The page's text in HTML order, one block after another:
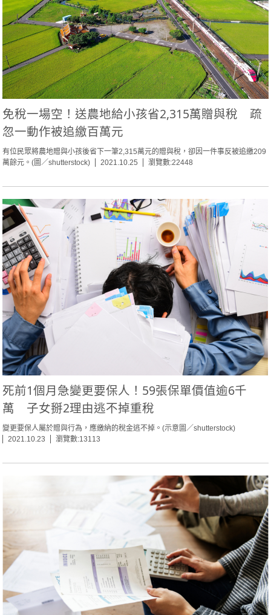
免稅一場空！送農地給小孩省2,315萬贈與稅 疏
忽一動作被追繳百萬元
有位民眾將農地贈與小孩後省下一筆2,315萬元的贈與稅，卻因一件事反被追繳209
萬餘元。(圖／shutterstock)
2021.10.25 瀏覽數:22448
死前1個月急變更要保人！59張保單價值逾6千
萬 子女掰2理由逃不掉重稅
變更要保人屬於贈與行為，應繳納的稅金逃不掉。(示意圖／shutterstock)
2021.10.23
瀏覽數:13113